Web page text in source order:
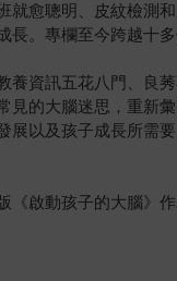
就愈聰明、皮紋檢
。專欄至今跨越十
養資訊五花八門、良
見的大腦迷思，重新
展以及孩子成長所需
《啟動孩子的大腦》